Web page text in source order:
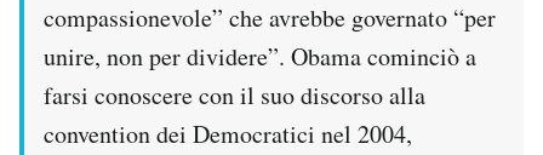
compassionevole” che avrebbe governato “per
unire, non per dividere”. Obama cominciò a
farsi conoscere con il suo discorso alla
convention dei Democratici nel 2004,